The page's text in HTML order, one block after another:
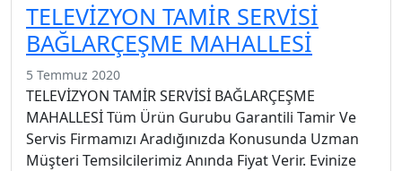
TELEVİZYON TAMİR SERVİSİ
BAĞLARÇEŞME MAHALLESİ
5 Temmuz 2020
TELEVİZYON TAMİR SERVİSİ BAĞLARÇEŞME
MAHALLESİ Tüm Ürün Gurubu Garantili Tamir Ve
Servis Firmamızı Aradığınızda Konusunda Uzman
Müşteri Temsilcilerimiz Anında Fiyat Verir. Evinize